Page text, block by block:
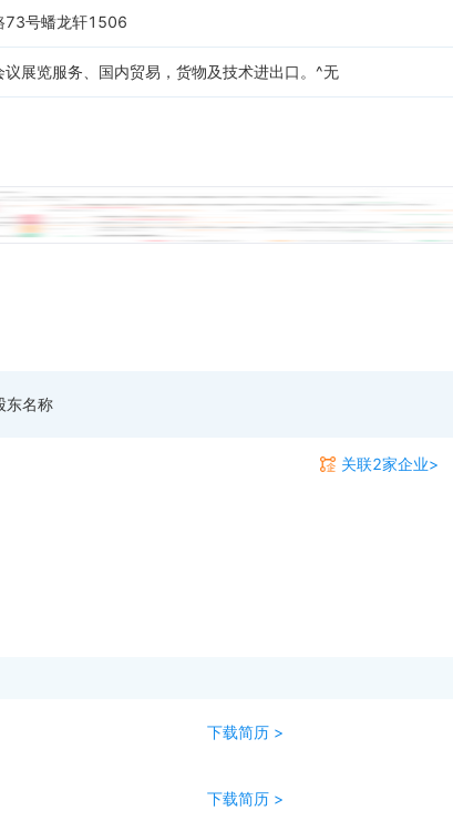
73号蟠龙轩1506
展览服务、国内贸易，货物及技术进出口。^无
东名称
关联2家企业>
下载简历 >
下载简历 >